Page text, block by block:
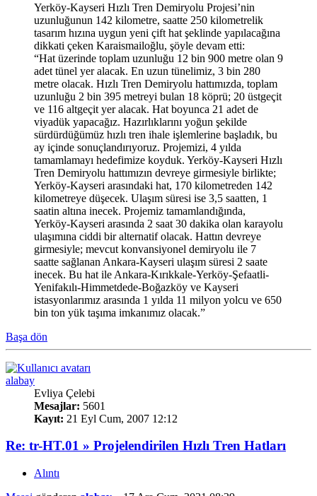
Yerköy-Kayseri Hızlı Tren Demiryolu Projesi’nin
uzunluğunun 142 kilometre, saatte 250 kilometrelik
tasarım hızına uygun yeni çift hat şeklinde yapılacağına
dikkati çeken Karaismailoğlu, şöyle devam etti:
“Hat üzerinde toplam uzunluğu 12 bin 900 metre olan 9
adet tünel yer alacak. En uzun tünelimiz, 3 bin 280
metre olacak. Hızlı Tren Demiryolu hattımızda, toplam
uzunluğu 2 bin 395 metreyi bulan 18 köprü; 20 üstgeçit
ve 116 altgeçit yer alacak. Hat boyunca 21 adet de
viyadük yapacağız. Hazırlıklarını yoğun şekilde
sürdürdüğümüz hızlı tren ihale işlemlerine başladık, bu
ay içinde sonuçlandırıyoruz. Projemizi, 4 yılda
tamamlamayı hedefimize koyduk. Yerköy-Kayseri Hızlı
Tren Demiryolu hattımızın devreye girmesiyle birlikte;
Yerköy-Kayseri arasındaki hat, 170 kilometreden 142
kilometreye düşecek. Ulaşım süresi ise 3,5 saatten, 1
saatin altına inecek. Projemiz tamamlandığında,
Yerköy-Kayseri arasında 2 saat 30 dakika olan karayolu
ulaşımına ciddi bir alternatif olacak. Hattın devreye
girmesiyle; mevcut konvansiyonel demiryolu ile 7
saatte sağlanan Ankara-Kayseri ulaşım süresi 2 saate
inecek. Bu hat ile Ankara-Kırıkkale-Yerköy-Şefaatli-
Yenifakılı-Himmetdede-Boğazköy ve Kayseri
istasyonlarımız arasında 1 yılda 11 milyon yolcu ve 650
bin ton yük taşıma imkanımız olacak.”
Başa dön
alabay
Evliya Çelebi
Mesajlar: 5601
Kayıt: 21 Eyl Cum, 2007 12:12
Re: tr-HT.01 » Projelendirilen Hızlı Tren Hatları
Alıntı